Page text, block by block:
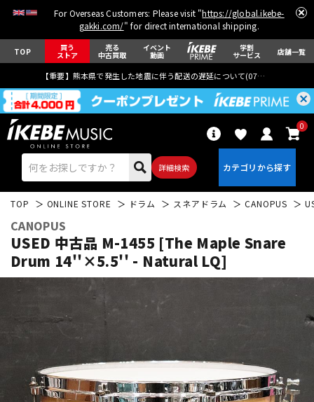
For Overseas Customers: Please visit "https://global.ikebe-
gakki.com/" for direct international shipping.
TOP 買う
ストア
売る
中古買取
イベント
動画
学割
サービス 店舗一覧
【重要】熊本県で発生した地震に伴う配送の遅延について(07月29日
詳細検索
0
エレキギター
ベース
ドラム パーカッション
TOP ONLINE STORE ドラム スネアドラム CANOPUS
CANOPUS
USED 中古品 M-1455 [The Maple Snare
Drum 14''×5.5'' - Natural LQ]